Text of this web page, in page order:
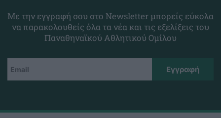
Με την εγγραφή σου στο Newsletter μπορείς εύκολα
να παρακολουθείς όλα τα νέα και τις εξελίξεις του
Παναθηναϊκού Αθλητικού Ομίλου